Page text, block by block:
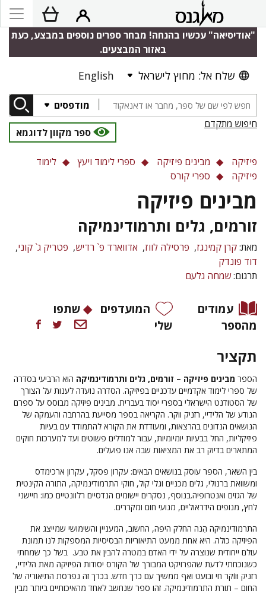
"אודיסיאה" עכשיו בהנחה! מבחר ספרים נוספים במבצע, כעת
באזור המבצעים.
שלח אל: מחוץ לישראל English
מודפסים
חיפוש מתקדם
ספר מקוון לדוגמא
פיזיקה מבינים פיזיקה ספרי לימוד ויעץ
לימוד
פיזיקה
ספרי קורס
מבינים פיזיקה
זורמים, גלים ותרמודינמיקה
מאת:קרן קמינגז פרסילה לווז אדווארד פ` רדיש
פטריק ג` קוני
דוד פונדק
תרגום:שמחה גלעם
עמודים
מהספר
המועדפים
שלי
שתפו
תקציר
הספר מבינים פיזיקה – זורמים, גלים ותרמודינמיקה הוא הרביעי בסדרה
של ספרי לימוד אקדמיים עדכניים בפיזיקה. הסדרה נועדה לענות על הצורך
של הסטודנט הישראלי בספרי יסוד בעברית. מבינים פיזיקה מבוסס על ספרם
הנודע של הלידיי, רזניק ווקר. הקריאה בספר מסייעת בהרחבה והעמקה של
הנושאים הנדונים בהרצאות, ומעודדת את הקורא להתמודד עם בעיות
פיזיקליות, החל בבעיות יומיומיות, עבור למודלים פשוטים ועד למערכות חוקים
המתארים בדיוק רב את המציאות שבה אנו פועלים.
בין השאר, הספר עוסק בנושאים הבאים: עקרון פסקל, עקרון ארכימדס
ומשוואת ברנולי, גלים מכניים וגלי קול, חוקי התרמודינמיקה, התורה הקינטית
של הגזים ואנטרופיה.בנוסף, נסקרים יישומים הנדסיים רלוונטיים כמו: חיישני
לחץ, מנופים הידראוליים, מנועי חום ומקררים.
התרמודינמיקה הִנה החלק היפה, החשוב, המעניין והשימושי שמייצג את
הפיזיקה כולה. היא אחת ממעט התיאוריות הבסיסיות המספקות לנו תמונת
עולם ייחודית שנוצרה על ידי האדם במטרה להבין את טבע. בשל כך שמחתי
כשנוכחתי לדעת שהפרויקט המבורך של הקורס יסודות הפיזיקה מאת הלידיי,
רזניק וּווֹקר חי ובועט ואף ממשיך עם כרך חדש. בכרך זה נפרסת התיאוריה של
החום – תורת התרמודינמיקה. זהו ספר שנחשב לאחד מהאיכותיים ביותר מבין